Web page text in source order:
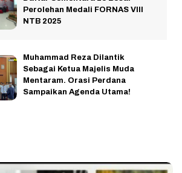
Perolehan Medali FORNAS VIII
NTB 2025
Muhammad Reza Dilantik
Sebagai Ketua Majelis Muda
Mentaram. Orasi Perdana
Sampaikan Agenda Utama!